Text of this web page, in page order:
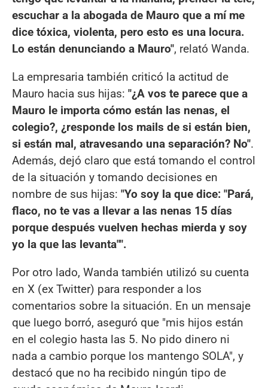
escuchar a la abogada de Mauro que a mí me
dice tóxica, violenta, pero esto es una locura.
Lo están denunciando a Mauro", relató Wanda.
La empresaria también criticó la actitud de
Mauro hacia sus hijas: "¿A vos te parece que a
Mauro le importa cómo están las nenas, el
colegio?, ¿responde los mails de si están bien,
si están mal, atravesando una separación? No".
Además, dejó claro que está tomando el control
de la situación y tomando decisiones en
nombre de sus hijas: "Yo soy la que dice: "Pará,
flaco, no te vas a llevar a las nenas 15 días
porque después vuelven hechas mierda y soy
yo la que las levanta"".
Por otro lado, Wanda también utilizó su cuenta
en X (ex Twitter) para responder a los
comentarios sobre la situación. En un mensaje
que luego borró, aseguró que "mis hijos están
en el colegio hasta las 5. No pido dinero ni
nada a cambio porque los mantengo SOLA", y
destacó que no ha recibido ningún tipo de